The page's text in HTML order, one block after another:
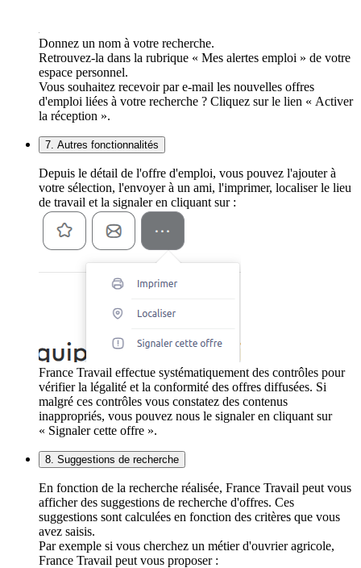
Donnez un nom à votre recherche.
Retrouvez-la dans la rubrique « Mes alertes emploi » de votre
espace personnel.
Vous souhaitez recevoir par e-mail les nouvelles offres
d'emploi liées à votre recherche ? Cliquez sur le lien « Activer
la réception ».
7. Autres fonctionnalités
Depuis le détail de l'offre d'emploi, vous pouvez l'ajouter à
votre sélection, l'envoyer à un ami, l'imprimer, localiser le lieu
de travail et la signaler en cliquant sur :
France Travail effectue systématiquement des contrôles pour
vérifier la légalité et la conformité des offres diffusées. Si
malgré ces contrôles vous constatez des contenus
inappropriés, vous pouvez nous le signaler en cliquant sur
« Signaler cette offre ».
8. Suggestions de recherche
En fonction de la recherche réalisée, France Travail peut vous
afficher des suggestions de recherche d'offres. Ces
suggestions sont calculées en fonction des critères que vous
avez saisis.
Par exemple si vous cherchez un métier d'ouvrier agricole,
France Travail peut vous proposer :